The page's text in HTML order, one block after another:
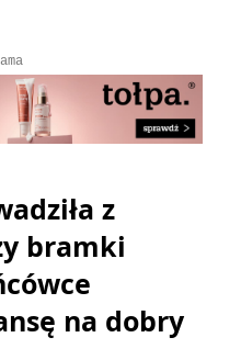
z
bramki
na dobry